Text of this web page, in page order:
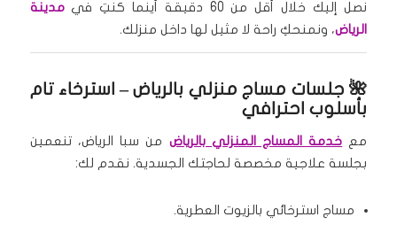
نصل إليك خلال أقل من 60 دقيقة أينما كنتِ في
مدينة
الرياض، ونمنحكِ راحة لا مثيل لها داخل منزلك.
🌺 جلسات مساج منزلي بالرياض– استرخاء تام
بأسلوب احترافي
مع خدمة المساج المنزلي بالرياض من سبا الرياض، تنعمين
بجلسة علاجية مخصصة لحاجتك الجسدية. نقدم لك:
مساج استرخائي بالزيوت العطرية.